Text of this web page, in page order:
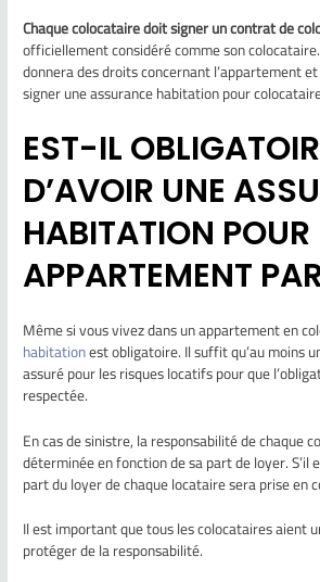
Chaque colocataire doit signer un contrat de
officiellement considéré comme son
donnera des droits concernant l’appartement
signer une assurance habitation pour
EST-IL
D’AVOIR UNE
HABITATION POUR
APPARTEMENT
Même si vous vivez dans un appartement en
habitationest obligatoire. Il suffit qu’au moins
assuré pour les risques locatifs pour que
respectée.
En cas de sinistre, la responsabilité de chaque
déterminée en fonction de sa part de loyer. S’il
part du loyer de chaque locataire sera prise en
Il est important que tous les colocataires aient
protéger de la responsabilité.